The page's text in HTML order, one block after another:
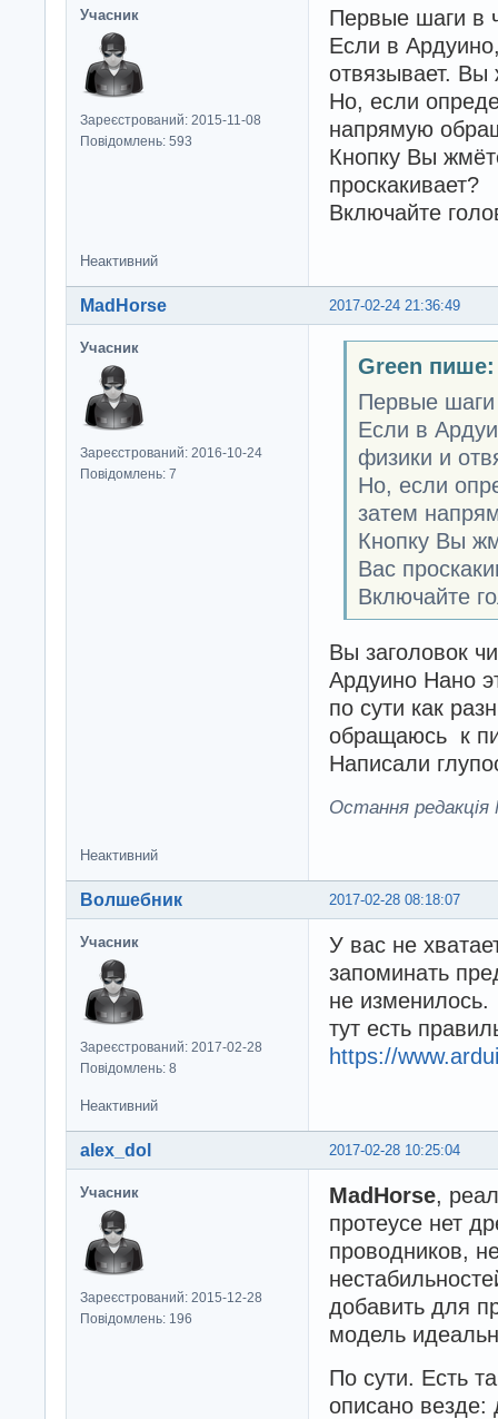
Учасник
Зареєстрований: 2015-11-08
Повідомлень: 593
Первые шаги в
Если в
отвязывает.
Но, если
напрямую
Кнопку Вы
проскакивает?
Включайте
Неактивний
2017-02-24 21:36:49
MadHorse
Учасник
Зареєстрований: 2016-10-24
Повідомлень: 7
Green пише:
Первые
Если в
физики и
Но, если
затем
Кнопку Вы
Вас
Включайте
Вы заголовок
Ардуино Нано
по сути как
обращаюсь к
Написали
Остання редакція
Неактивний
2017-02-28 08:18:07
Волшебник
Учасник
Зареєстрований: 2017-02-28
Повідомлень: 8
У вас не
запоминать
не изменилось.
тут есть
https://
Неактивний
2017-02-28 10:25:04
alex_dol
Учасник
Зареєстрований: 2015-12-28
Повідомлень: 196
MadHorse,
протеусе нет
проводников,
добавить для
модель
По сути. Есть
описано везде: